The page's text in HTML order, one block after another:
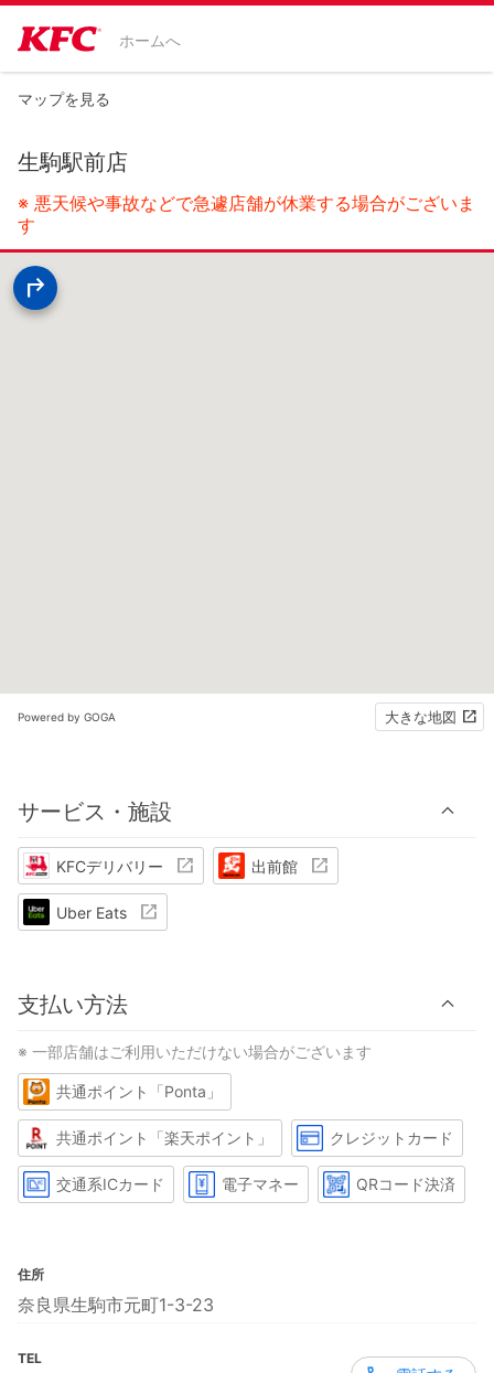
ホームへ
マップを見る
生駒駅前店
※ 悪天候や事故などで急遽店舗が休業する場合がございま
す
Powered by GOGA 大きな地図
サービス・施設
KFCデリバリー 出前館
Uber Eats
支払い方法
※ 一部店舗はご利用いただけない場合がございます
共通ポイント「Ponta」
共通ポイント「楽天ポイント」 クレジットカード
交通系ICカード 電子マネー QRコード決済
住所
奈良県生駒市元町1-3-23
TEL